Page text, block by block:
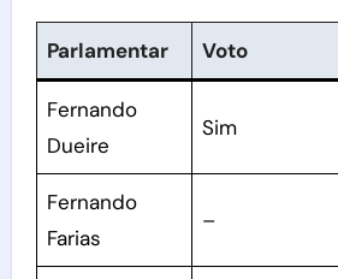
Parlamentar Voto
Fernando
Dueire
Sim
Fernando
Farias
–